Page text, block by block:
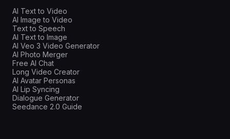
AI Text to Video
AI Image to Video
Text to Speech
AI Text to Image
AI Veo 3 Video Generator
AI Photo Merger
Free AI Chat
Long Video Creator
AI Avatar Personas
AI Lip Syncing
Dialogue Generator
Seedance 2.0 Guide